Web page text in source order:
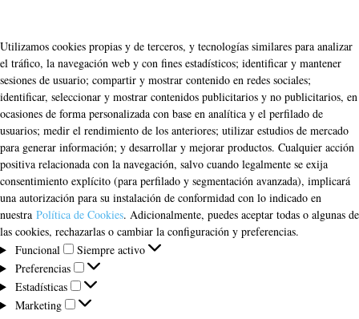
Utilizamos cookies propias y de terceros, y tecnologías similares para analizar
el tráfico, la navegación web y con fines estadísticos; identificar y mantener
sesiones de usuario; compartir y mostrar contenido en redes sociales;
identificar, seleccionar y mostrar contenidos publicitarios y no publicitarios, en
ocasiones de forma personalizada con base en analítica y el perfilado de
usuarios; medir el rendimiento de los anteriores; utilizar estudios de mercado
para generar información; y desarrollar y mejorar productos. Cualquier acción
positiva relacionada con la navegación, salvo cuando legalmente se exija
consentimiento explícito (para perfilado y segmentación avanzada), implicará
una autorización para su instalación de conformidad con lo indicado en
nuestra Política de Cookies. Adicionalmente, puedes aceptar todas o algunas de
las cookies, rechazarlas o cambiar la configuración y preferencias.
Funcional
Funcional
Siempre activo
Preferencias
Preferencias
Estadísticas
Estadísticas
Marketing
Marketing